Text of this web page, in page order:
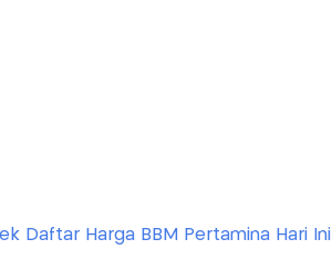
Daftar Harga BBM Pertamina Hari Ini